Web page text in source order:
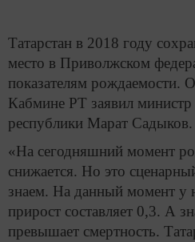
Татарстан в 2018 году
место в Приволжском
показателям рождаемости.
Кабмине РТ заявил министр
республики Марат Садыков.
«На сегодняшний момент
снижается. Но это
знаем. На данный момент у
прирост составляет 0,3. А
превышает смертность.